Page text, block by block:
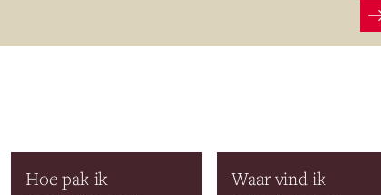
Hoe pak ik
Waar vind ik